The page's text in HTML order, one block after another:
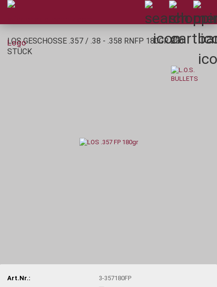
LOS GESCHOSSE .357 / .38 - .358 RNFP 180GR 250
STÜCK
Art.Nr.:
3-357180FP